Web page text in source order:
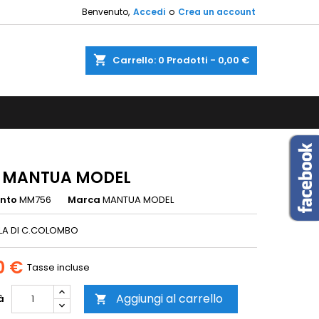
Benvenuto, Accedi o Crea un account
shopping_cart Carrello: 0 Prodotti - 0,00 €
MODEL
MM756 Marca MANTUA MODEL
DI C.COLOMBO
€ Tasse incluse
 Aggiungi al carrello